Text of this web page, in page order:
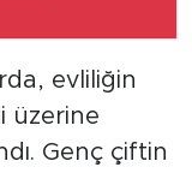
evliliğin
üzerine
Genç çiftin